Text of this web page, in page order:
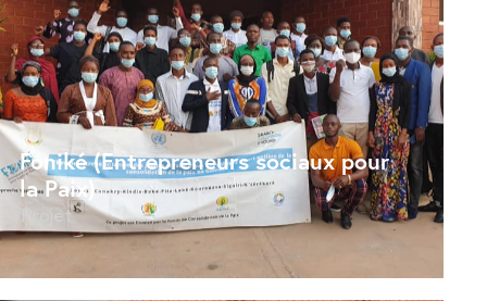
Foniké (Entrepreneurs sociaux pour
la Paix)
Projet